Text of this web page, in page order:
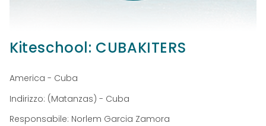
Kiteschool: CUBAKITERS
America - Cuba
Indirizzo: (Matanzas) - Cuba
Responsabile: Norlem Garcia Zamora